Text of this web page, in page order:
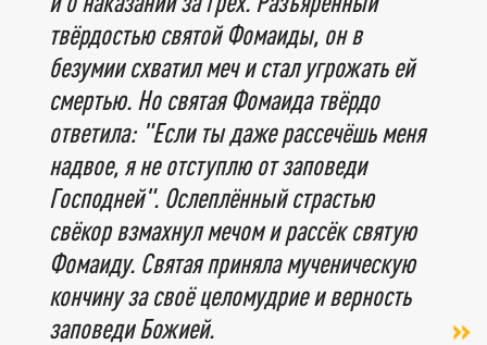
твёрдостью святой Фомаиды, он в
безумии схватил меч и стал угрожать ей
смертью. Но святая Фомаида твёрдо
ответила: "Если ты даже рассечёшь меня
надвое, я не отступлю от заповеди
Господней". Ослеплённый страстью
свёкор взмахнул мечом и рассёк святую
Фомаиду. Святая приняла мученическую
кончину за своё целомудрие и верность
заповеди Божией.